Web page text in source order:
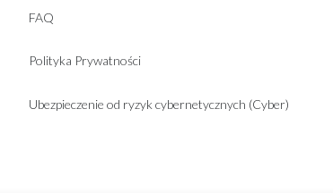
FAQ
Polityka Prywatności
Ubezpieczenie od ryzyk cybernetycznych (Cyber)